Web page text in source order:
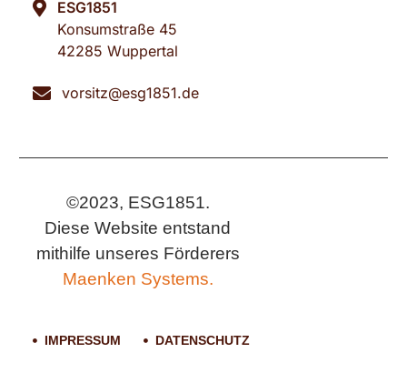
ESG1851
Konsumstraße 45
42285 Wuppertal
vorsitz@esg1851.de
©2023, ESG1851.
Diese Website entstand
mithilfe unseres Förderers
Maenken Systems.
IMPRESSUM DATENSCHUTZ